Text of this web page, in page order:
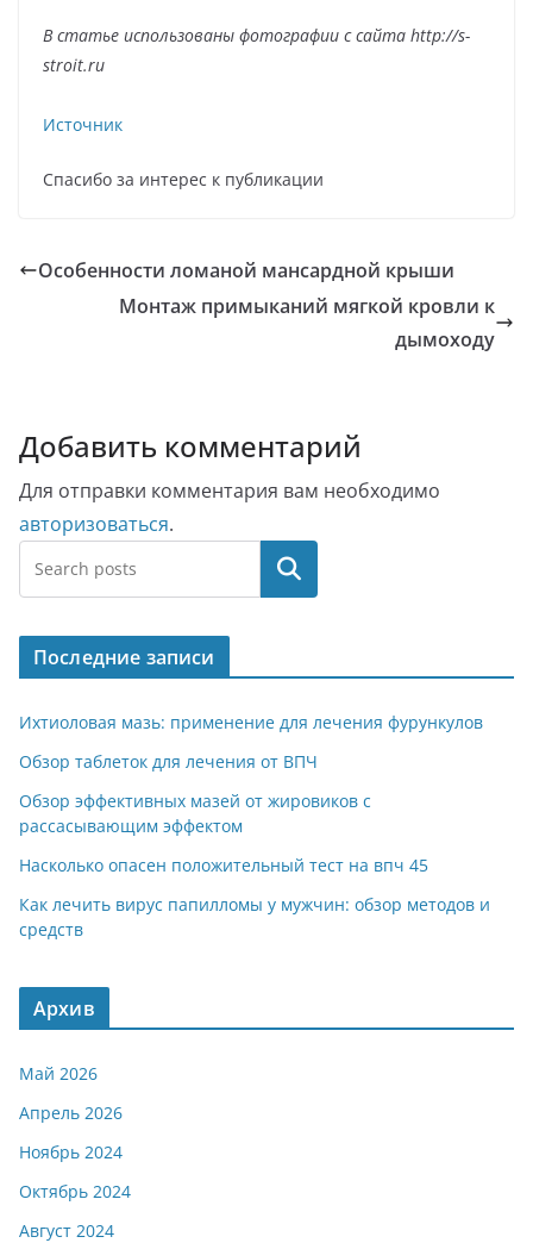
В статье использованы фотографии с сайта http://s-
stroit.ru
Источник
Спасибо за интерес к публикации
Особенности ломаной мансардной крыши
Монтаж примыканий мягкой кровли к
дымоходу
Добавить комментарий
Для отправки комментария вам необходимо
авторизоваться.
Поиск
Последние записи
Ихтиоловая мазь: применение для лечения фурункулов
Обзор таблеток для лечения от ВПЧ
Обзор эффективных мазей от жировиков с
рассасывающим эффектом
Насколько опасен положительный тест на впч 45
Как лечить вирус папилломы у мужчин: обзор методов и
средств
Архив
Май 2026
Апрель 2026
Ноябрь 2024
Октябрь 2024
Август 2024